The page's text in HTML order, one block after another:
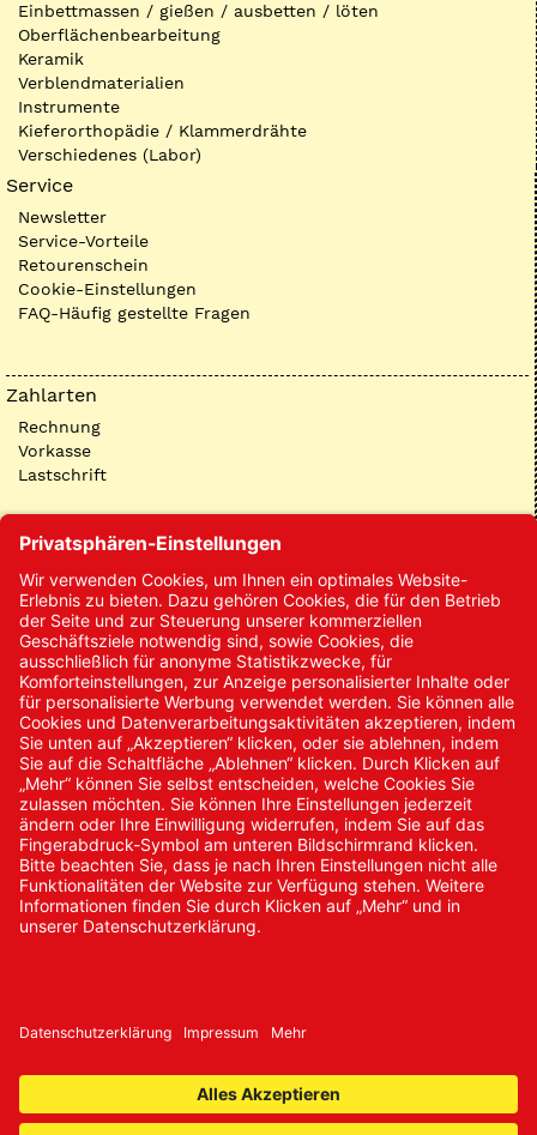
Einbettmassen / gießen / ausbetten / löten
Oberflächenbearbeitung
Keramik
Verblendmaterialien
Instrumente
Kieferorthopädie / Klammerdrähte
Verschiedenes (Labor)
Service
Newsletter
Service-Vorteile
Retourenschein
Cookie-Einstellungen
FAQ-Häufig gestellte Fragen
Zahlarten
Rechnung
Vorkasse
Lastschrift
Kontakt
Kontakt/Anfrage
Neukundenanmeldung
Kennwort vergessen
Bestellungen
Sendung verfolgen
© 2024 Promed Vertriebsgesellschaft mbH | Alle Rechte
* Alle Preise zzgl. gesetzlicher Mehrwertsteuer